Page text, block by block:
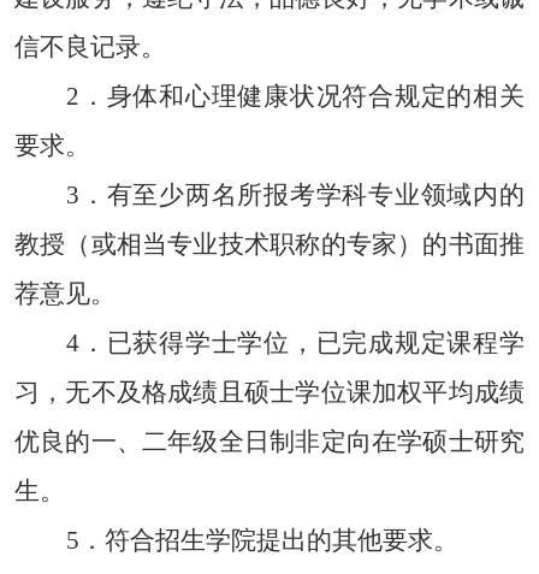
信不良记录。
2 ． 身体和心理健康状况符合规定的相关
要求。
3 ． 有至少两名所报考学科专业领域内的
教授（或相当专业技术职称的专家）的书面推
荐意见。
4 ． 已获得学士学位，已完成规定课程学
习，无不及格成绩且硕士学位课加权平均成绩
优良的一、二年级全日制非定向在学硕士研究
生。
5 ． 符合招生学院提出的其他要求。